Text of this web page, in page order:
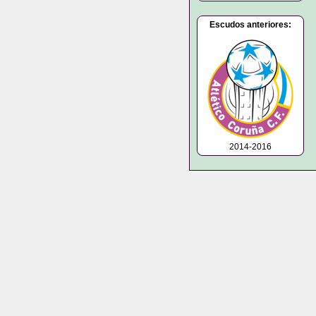
Escudos anteriores:
2014-2016